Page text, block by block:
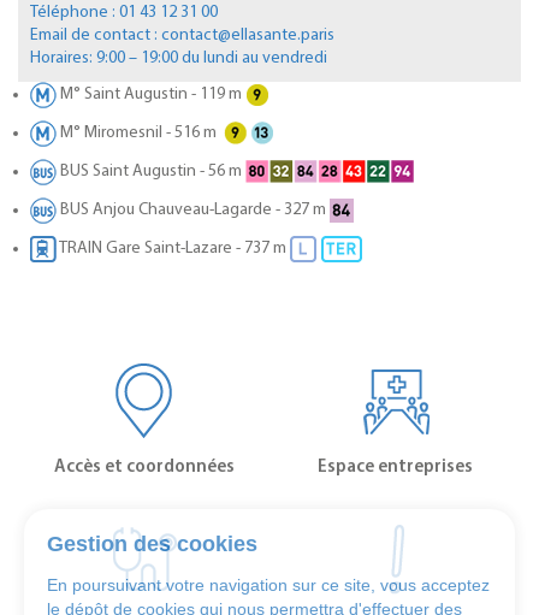
Téléphone : 01 43 12 31 00
Email de contact : contact@ellasante.paris
Horaires: 9:00 – 19:00 du lundi au vendredi
M° Saint Augustin - 119 m
M° Miromesnil - 516 m
BUS Saint Augustin - 56 m
BUS Anjou Chauveau-Lagarde - 327 m
TRAIN Gare Saint-Lazare - 737 m
Accès et coordonnées Espace entreprises
Gestion des cookies
En poursuivant votre navigation sur ce site, vous acceptez
le dépôt de cookies qui nous permettra d'effectuer des